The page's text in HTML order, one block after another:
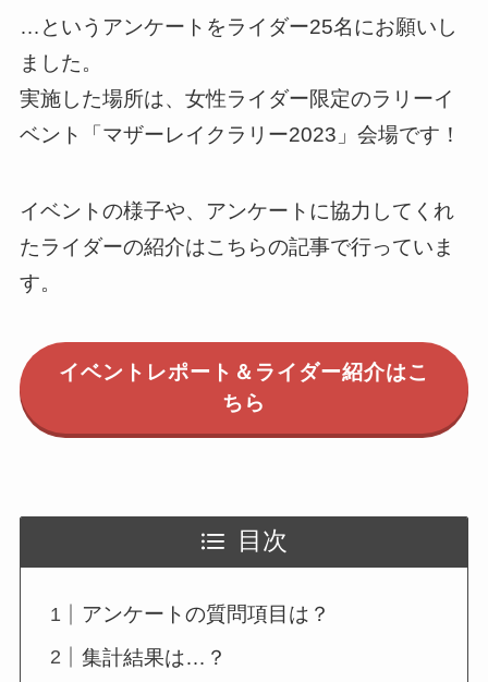
…というアンケートをライダー25名にお願いし
ました。
実施した場所は、女性ライダー限定のラリーイ
ベント「マザーレイクラリー2023」会場です！
イベントの様子や、アンケートに協力してくれ
たライダーの紹介はこちらの記事で行っていま
す。
イベントレポート＆ライダー紹介はこ
ちら
目次
アンケートの質問項目は？
集計結果は…？